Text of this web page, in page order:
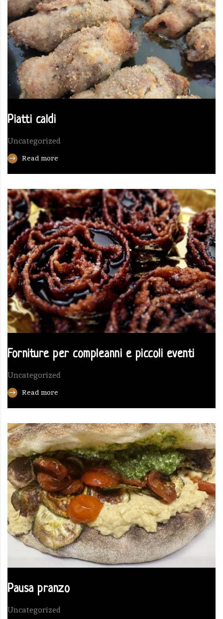
Piatti caldi
Uncategorized
Read more
Forniture per compleanni e piccoli eventi
Uncategorized
Read more
Pausa pranzo
Uncategorized